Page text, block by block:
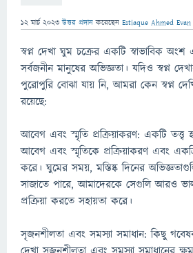
12 মার্চ 2023 উত্তর প্রদান করেছেন Estiaque Ahmed Evan
স্বপ্ন দেখা ঘুম চক্রের একটি স্বাভাবিক
সর্বজনীন মানুষের অভিজ্ঞতা। যদিও স্বপ্ন
পুরোপুরি বোঝা যায় নি, আমরা কেন স্বপ্ন
রয়েছে:
আবেগ এবং স্মৃতি প্রক্রিয়াকরণ: একটি তত্ত্ব
আবেগ এবং স্মৃতিকে প্রক্রিয়াকরণ এবং
করে। ঘুমের সময়, মস্তিষ্ক দিনের
সাজাতে পারে, আমাদেরকে সেগুলি আরও
প্রক্রিয়া করতে সহায়তা করে।
সৃজনশীলতা এবং সমস্যা সমাধান: কিছু